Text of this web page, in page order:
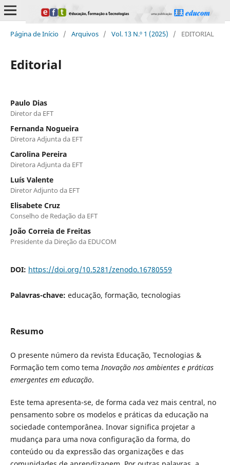
Página de Início / Arquivos / Vol. 13 N.º 1 (2025) / EDITORIAL
Editorial
Paulo Dias
Diretor da EFT
Fernanda Nogueira
Diretora Adjunta da EFT
Carolina Pereira
Diretora Adjunta da EFT
Luís Valente
Diretor Adjunto da EFT
Elisabete Cruz
Conselho de Redação da EFT
João Correia de Freitas
Presidente da Direção da EDUCOM
DOI: https://doi.org/10.5281/zenodo.16780559
Palavras-chave: educação, formação, tecnologias
Resumo
O presente número da revista Educação, Tecnologias &
Formação tem como temaInovação nos ambientes e práticas
emergentes em educação.
Este tema apresenta-se, de forma cada vez mais central, no
pensamento sobre os modelos e práticas da educação na
sociedade contemporânea. Inovar significa projetar a
mudança para uma nova configuração da forma, do
conteúdo ou da expressão das organizações e das